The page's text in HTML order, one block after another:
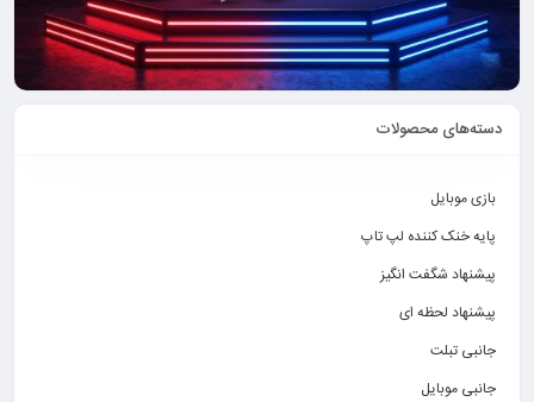
دسته‌های محصولات
بازی موبایل
پایه خنک کننده لپ تاپ
پیشنهاد شگفت انگیز
پیشنهاد لحظه ای
جانبی تبلت
جانبی موبایل